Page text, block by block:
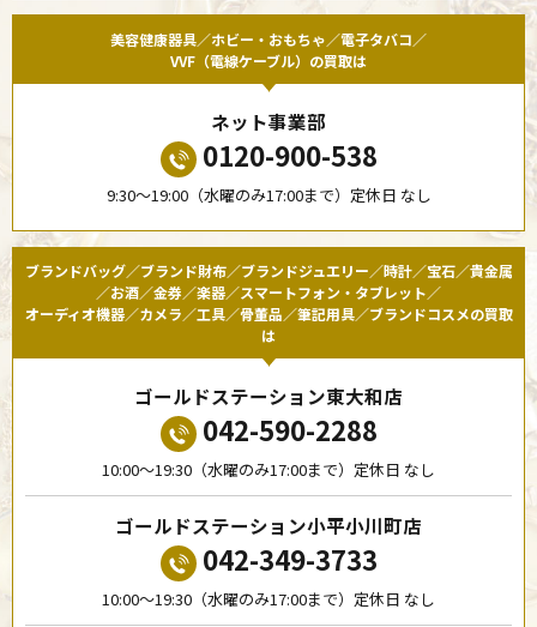
美容健康器具／ホビー・おもちゃ／電子タバコ／
VVF（電線ケーブル）の買取は
ネット事業部
0120-900-538
9:30〜19:00（水曜のみ17:00まで）定休日 なし
ブランドバッグ／ブランド財布／ブランドジュエリー／時計／宝石／貴金属
／お酒／金券／楽器／スマートフォン・タブレット／
オーディオ機器／カメラ／工具／骨董品／筆記用具／ブランドコスメの買取
は
ゴールドステーション東大和店
042-590-2288
10:00〜19:30（水曜のみ17:00まで）定休日 なし
ゴールドステーション小平小川町店
042-349-3733
10:00〜19:30（水曜のみ17:00まで）定休日 なし